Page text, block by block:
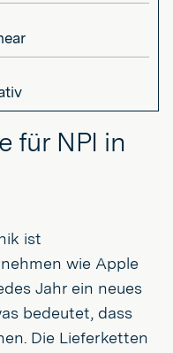
für NPI in
ist
wie Apple
Jahr ein neues
bedeutet, dass
Die Lieferketten